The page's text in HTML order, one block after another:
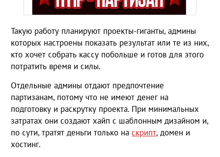
Такую работу планируют проекты-гиганты, админы
которых настроены показать результат или те из них,
кто хочет собрать кассу побольше и готов для этого
потратить время и силы.
Отдельные админы отдают предпочтение
партизанам, потому что не имеют денег на
подготовку и раскрутку проекта. При минимальных
затратах они создают хайп с шаблонным дизайном и,
по сути, тратят деньги только наскрипт, домен и
хостинг.